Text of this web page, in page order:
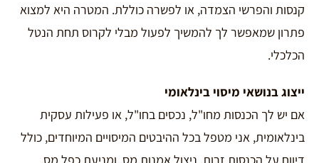
קנסות והפרשי הצמדה, או לפשרה כוללת. המטרה היא למצוא
פתרון שמאפשר לך להמשיך לפעול מבלי לקרוס תחת הנטל
הכלכלי.
ייצוג בנושאי מיסוי בינלאומי
אם יש לך הכנסות מחו"ל, נכסים בחו"ל, או פעילות עסקית
בינלאומית, אני מטפל בכל ההיבטים המיסויים המיוחדים, כולל
דיווח על הכנסות זרות, ניצול אמנות מס, ומניעת כפל מס.